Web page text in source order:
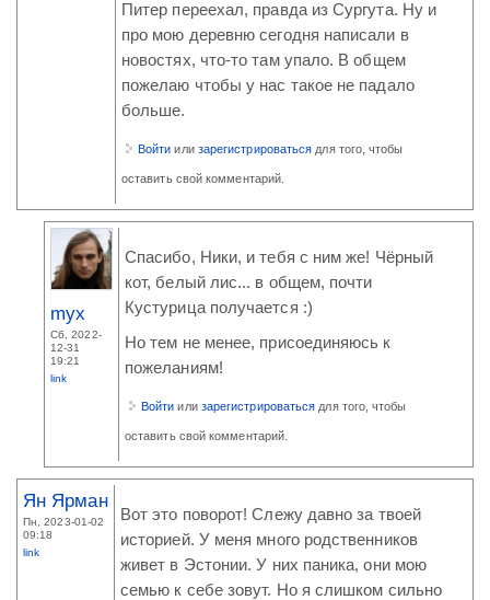
Питер переехал, правда из Сургута. Ну и
про мою деревню сегодня написали в
новостях, что-то там упало. В общем
пожелаю чтобы у нас такое не падало
больше.
Войти или зарегистрироваться для того, чтобы
оставить свой комментарий.
myx
Сб, 2022-
12-31
19:21
link
Спасибо, Ники, и тебя с ним же! Чёрный
кот, белый лис... в общем, почти
Кустурица получается :)
Но тем не менее, присоединяюсь к
пожеланиям!
Войти или зарегистрироваться для того, чтобы
оставить свой комментарий.
Ян Ярман
Пн, 2023-01-02
09:18
link
Вот это поворот! Слежу давно за твоей
историей. У меня много родственников
живет в Эстонии. У них паника, они мою
семью к себе зовут. Но я слишком сильно